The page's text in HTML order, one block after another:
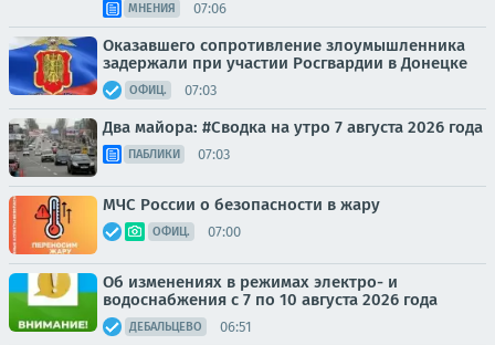
МНЕНИЯ 07:06
Оказавшего сопротивление злоумышленника
задержали при участии Росгвардии в Донецке
ОФИЦ. 07:03
Два майора: #Сводка на утро 7 августа 2026 года
ПАБЛИКИ 07:03
МЧС России о безопасности в жару
ОФИЦ. 07:00
Об изменениях в режимах электро- и
водоснабжения с 7 по 10 августа 2026 года
ДЕБАЛЬЦЕВО 06:51